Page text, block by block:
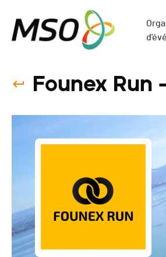
Founex Run